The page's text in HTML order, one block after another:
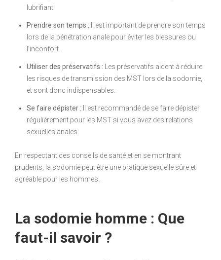
lubrifiant.
Prendre son temps : Il est important de prendre son temps
lors de la pénétration anale pour éviter les blessures ou
l’inconfort.
Utiliser des préservatifs : Les préservatifs aident à réduire
les risques de transmission des MST lors de la sodomie,
et sont donc indispensables.
Se faire dépister : Il est recommandé de se faire dépister
régulièrement pour les MST si vous avez des relations
sexuelles anales.
En respectant ces conseils de santé et en se montrant
prudents, la sodomie peut être une pratique sexuelle sûre et
agréable pour les hommes.
La sodomie homme : Que
faut-il savoir ?